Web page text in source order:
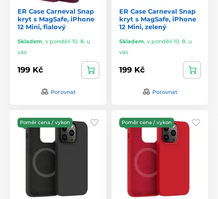
ER Case Carneval Snap
kryt s MagSafe, iPhone
12 Mini, fialový
Skladem, v pondělí 10. 8. u
vás
199 Kč
Porovnat
ER Case Carneval Snap
kryt s MagSafe, iPhone
12 Mini, zelený
Skladem, v pondělí 10. 8. u
vás
199 Kč
Porovnat
Poměr cena / vykon Poměr cena / vykon